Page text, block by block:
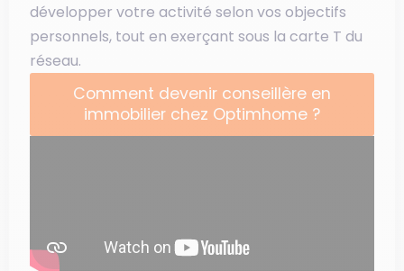
développer votre activité selon vos objectifs
personnels, tout en exerçant sous la carte T du
réseau.
Comment devenir conseillère en
immobilier chez Optimhome ?